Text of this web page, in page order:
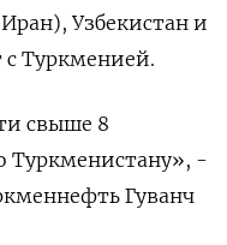
Узбекистан и
с Туркменией.
свыше 8
-
Гуванч